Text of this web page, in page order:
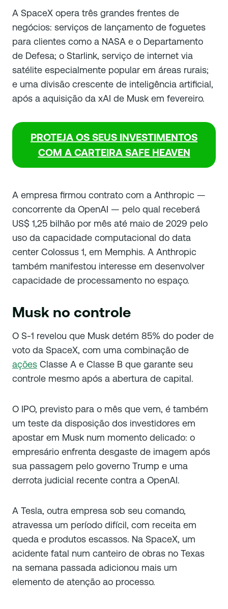
A SpaceX opera três grandes frentes de
negócios: serviços de lançamento de foguetes
para clientes como a NASA e o Departamento
de Defesa; o Starlink, serviço de internet via
satélite especialmente popular em áreas rurais;
e uma divisão crescente de inteligência artificial,
após a aquisição da xAI de Musk em fevereiro.
PROTEJA OS SEUS INVESTIMENTOS
COM A CARTEIRA SAFE HEAVEN
A empresa firmou contrato com a Anthropic —
concorrente da OpenAI — pelo qual receberá
US$ 1,25 bilhão por mês até maio de 2029 pelo
uso da capacidade computacional do data
center Colossus 1, em Memphis. A Anthropic
também manifestou interesse em desenvolver
capacidade de processamento no espaço.
Musk no controle
O S-1 revelou que Musk detém 85% do poder de
voto da SpaceX, com uma combinação de
ações Classe A e Classe B que garante seu
controle mesmo após a abertura de capital.
O IPO, previsto para o mês que vem, é também
um teste da disposição dos investidores em
apostar em Musk num momento delicado: o
empresário enfrenta desgaste de imagem após
sua passagem pelo governo Trump e uma
derrota judicial recente contra a OpenAI.
A Tesla, outra empresa sob seu comando,
atravessa um período difícil, com receita em
queda e produtos escassos. Na SpaceX, um
acidente fatal num canteiro de obras no Texas
na semana passada adicionou mais um
elemento de atenção ao processo.